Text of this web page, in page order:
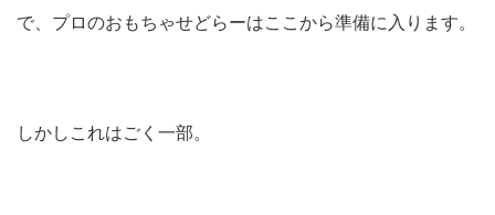
で、プロのおもちゃせどらーはここから準備に入ります。
しかしこれはごく一部。